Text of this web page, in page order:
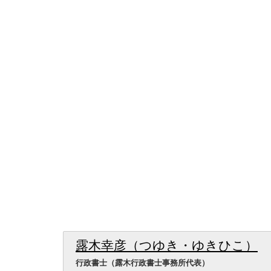
露木幸彦（つゆき・ゆきひこ）
行政書士（露木行政書士事務所代表）